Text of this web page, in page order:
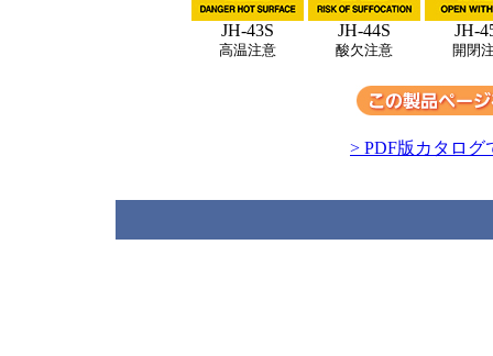
JH-43S
高温注意
JH-44S
酸欠注意
JH-
開閉
> PDF版カタログ